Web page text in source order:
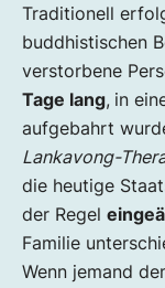
Traditionell
buddhistischen
verstorbene
Tage lang, in
aufgebahrt
Lankavong-
die heutige
der Regel
Familie
Wenn jemand